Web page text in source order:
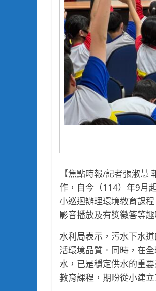
【焦點時報/記者張淑
作，自今（114）年9月
小巡迴辦理環境教育課
影音播放及有獎徵答等
水利局表示，污水下水
活環境品質。同時，在
水，已是穩定供水的重
教育課程，期盼從小建